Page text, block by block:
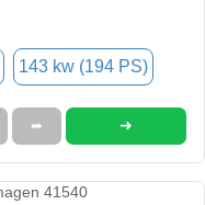
143 kw (194 PS)
➦ ➜